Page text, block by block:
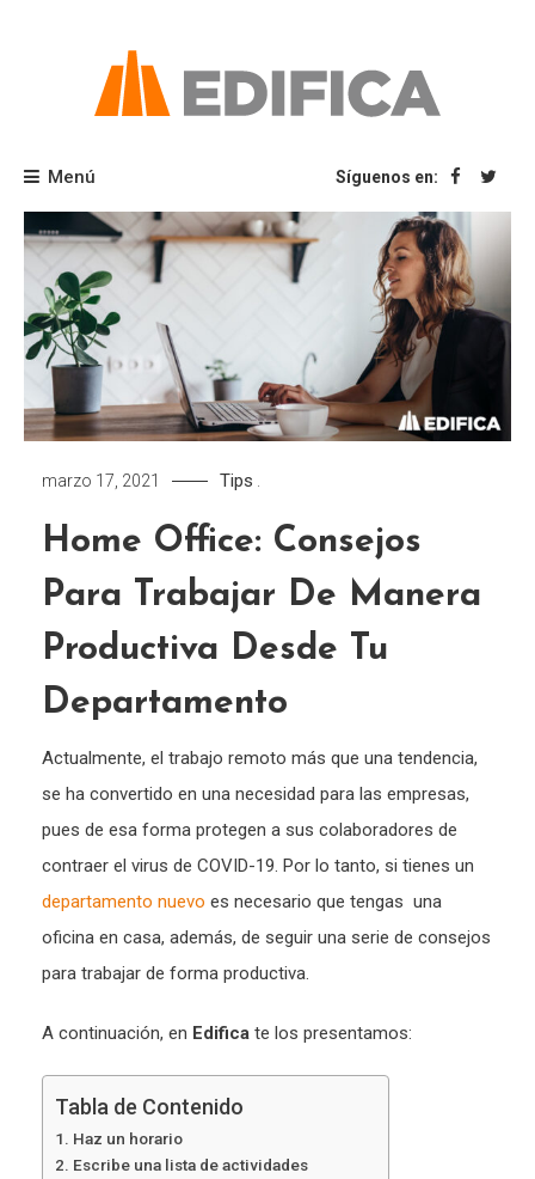
Blog Edifica
Menú Síguenos en:
marzo 17, 2021 Tips .
Home Office: Consejos
Para Trabajar De Manera
Productiva Desde Tu
Departamento
Actualmente, el trabajo remoto más que una tendencia,
se ha convertido en una necesidad para las empresas,
pues de esa forma protegen a sus colaboradores de
contraer el virus de COVID-19. Por lo tanto, si tienes un
departamento nuevo es necesario que tengas una
oficina en casa, además, de seguir una serie de consejos
para trabajar de forma productiva.
A continuación, en Edifica te los presentamos:
Tabla de Contenido
1. Haz un horario
2. Escribe una lista de actividades